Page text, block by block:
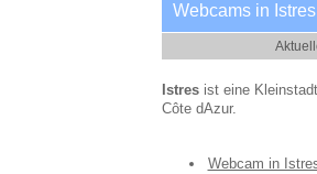
Webcams in Istres
Istresist eine
Côte dAzur.
Webcam in